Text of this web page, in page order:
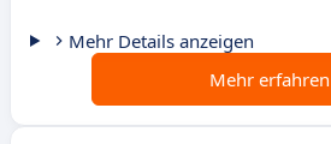
Mehr Details anzeigen
Mehr erfahren